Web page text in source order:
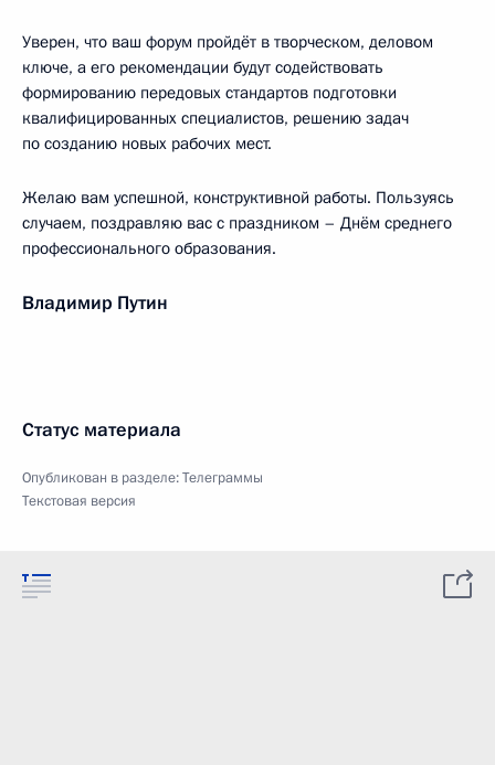
Уверен, что ваш форум пройдёт в творческом, деловом
ключе, а его рекомендации будут содействовать
формированию передовых стандартов подготовки
квалифицированных специалистов, решению задач
по созданию новых рабочих мест.
Желаю вам успешной, конструктивной работы. Пользуясь
случаем, поздравляю вас с праздником – Днём среднего
профессионального образования.
Владимир Путин
Статус материала
Опубликован в разделе:Телеграммы
Текстовая версия